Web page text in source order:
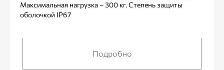
Максимальная нагрузка – 300 кг. Степень защиты
оболочкой IP67
Подробно